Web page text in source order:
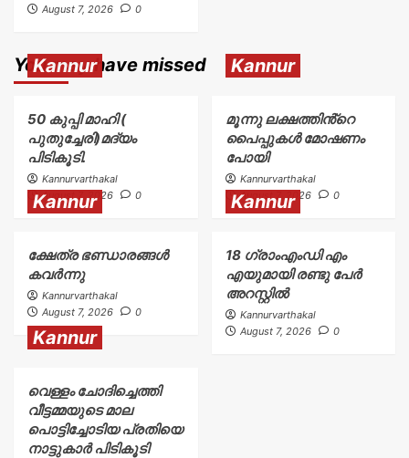
August 7, 2026
0
You may have missed
Kannur
50 കുപ്പി മാഹി (
പുതുച്ചേരി)മദ്യം
പിടികൂടി.
Kannurvarthakal
August 7, 2026
0
Kannur
മൂന്നു ലക്ഷത്തിൻ്റെ
പൈപ്പുകൾ മോഷണം
പോയി
Kannurvarthakal
August 7, 2026
0
Kannur
ക്ഷേത്ര ഭണ്ഡാരങ്ങൾ
കവർന്നു
Kannurvarthakal
August 7, 2026
0
Kannur
18 ഗ്രാംഎംഡി എം
എയുമായി രണ്ടു പേർ
അറസ്റ്റിൽ
Kannurvarthakal
August 7, 2026
0
Kannur
വെള്ളം ചോദിച്ചെത്തി
വീട്ടമ്മയുടെ മാല
പൊട്ടിച്ചോടിയ പ്രതിയെ
നാട്ടുകാർ പിടികൂടി